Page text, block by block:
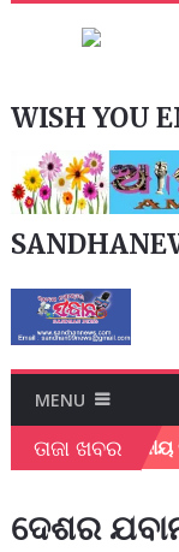
WISH YOU
MENU
ତାଜା ଖବର
ବେଳେ ସ୍ଥାନୀୟ
ଦେଶର